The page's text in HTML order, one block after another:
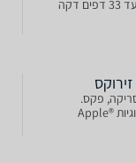
1041272 כוללת: הדפסה, צילום, סריקה ופקס מהירות הדפסה: עד 33 דפים דקה
פקס.
מתאימה למשרד הביתי ולעסקים קטנים ובינוניים. תמיכה בטכנולוגיות Apple®